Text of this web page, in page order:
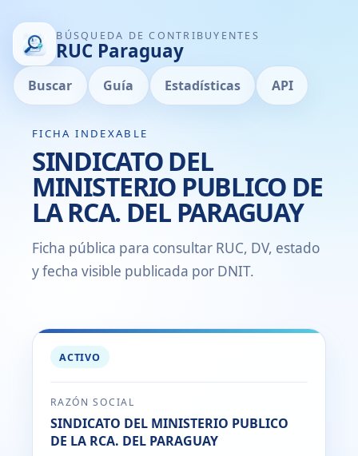
BÚSQUEDA DE CONTRIBUYENTES
RUC Paraguay
Buscar Guía Estadísticas API
FICHA INDEXABLE
SINDICATO DEL
MINISTERIO PUBLICO DE
LA RCA. DEL PARAGUAY
Ficha pública para consultar RUC, DV, estado
y fecha visible publicada por DNIT.
ACTIVO
RAZÓN SOCIAL
SINDICATO DEL MINISTERIO PUBLICO
DE LA RCA. DEL PARAGUAY